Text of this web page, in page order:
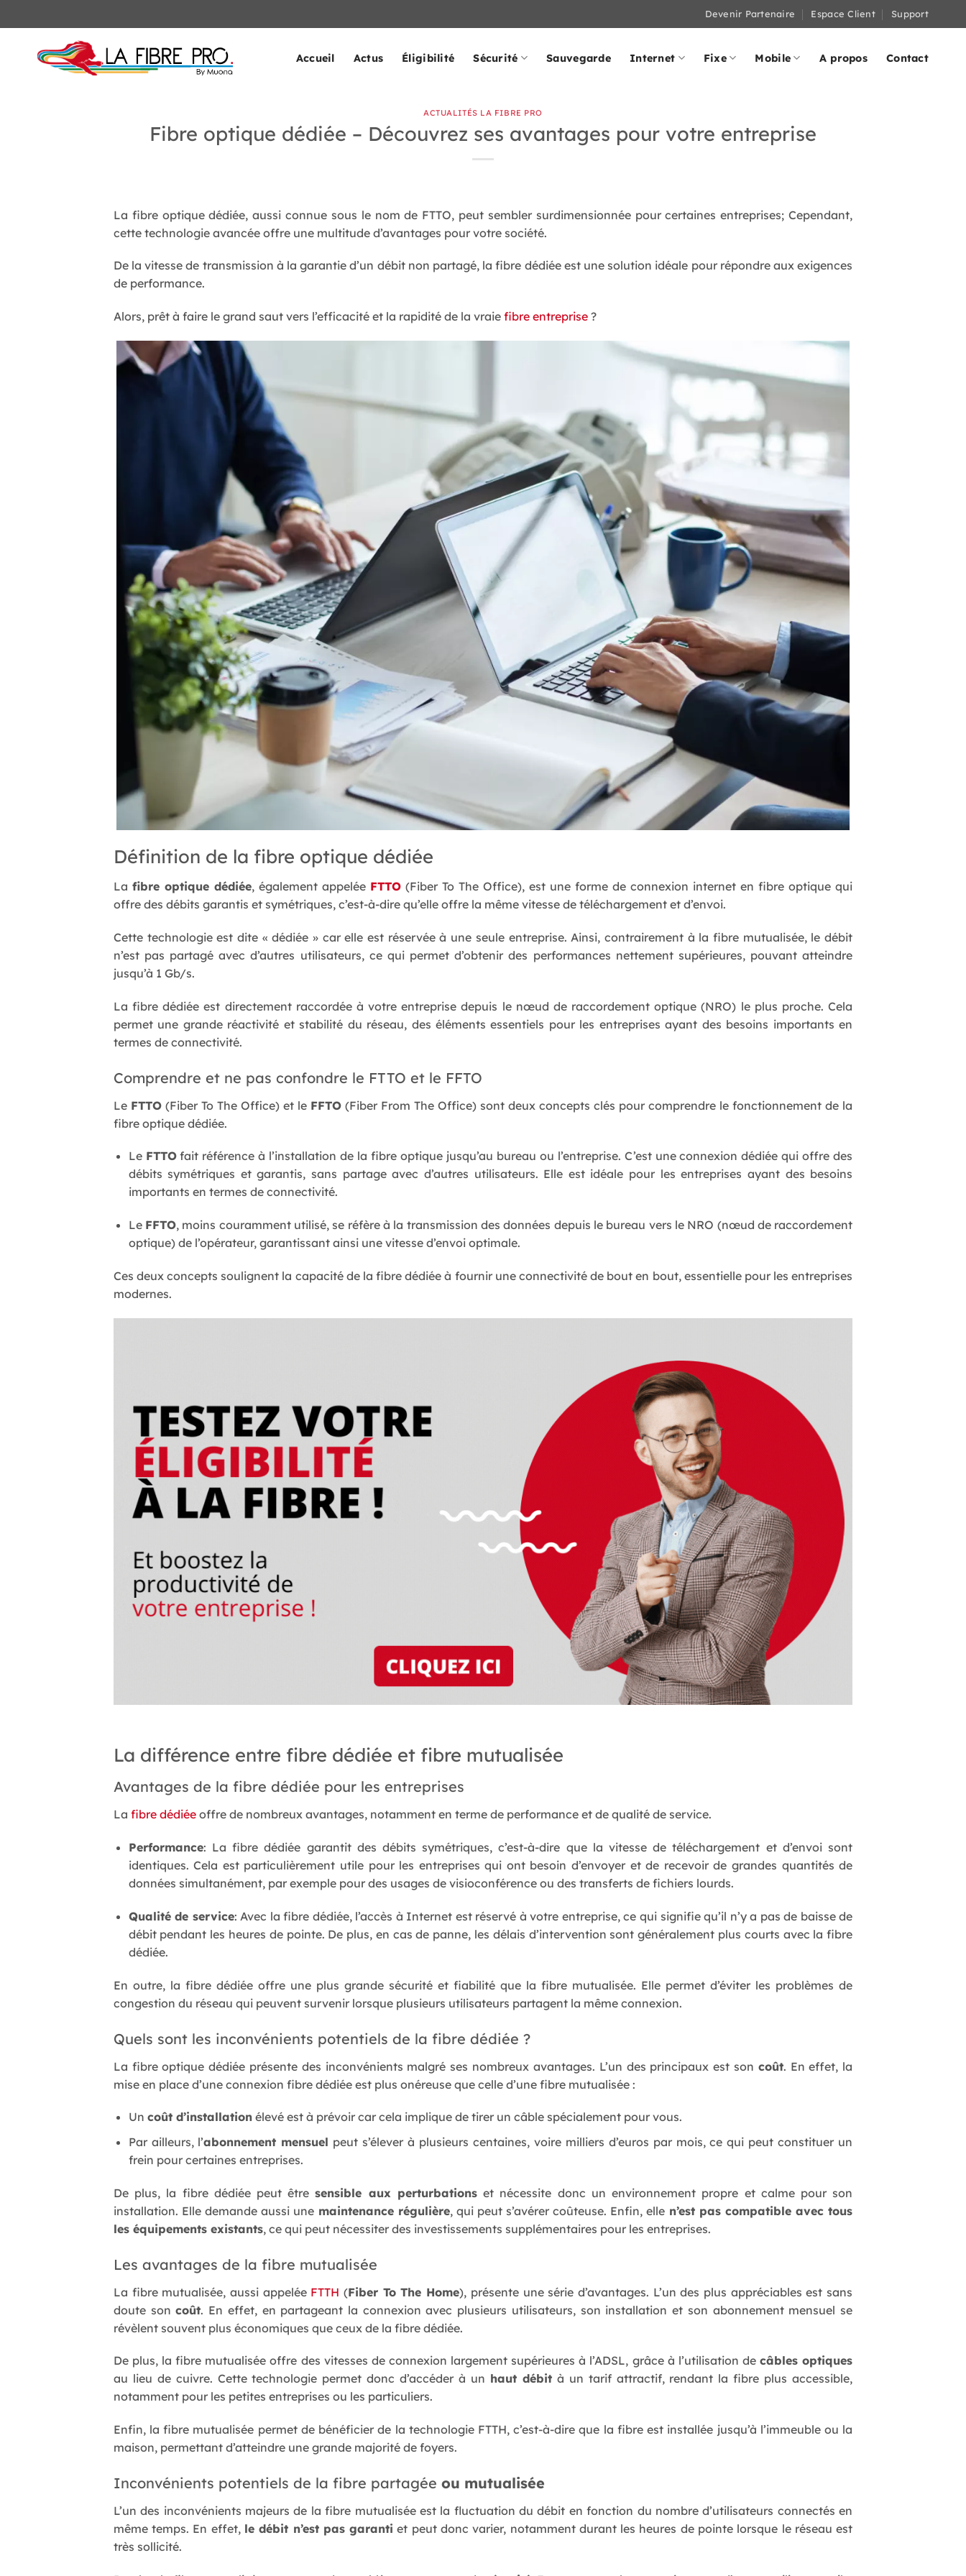
au
Devenir Partenaire Espace Client Support
Accueil Actus Éligibilité Sécurité Sauvegarde Internet Fixe Mobile A propos Contact
ACTUALITÉS LA FIBRE PRO
Fibre optique dédiée – Découvrez ses avantages pour votre entreprise
La fibre optique dédiée, aussi connue sous le nom de FTTO, peut sembler surdimensionnée pour certaines entreprises; Cependant,
cette technologie avancée offre une multitude d’avantages pour votre société.
De la vitesse de transmission à la garantie d’un débit non partagé, la fibre dédiée est une solution idéale pour répondre aux exigences
de performance.
Alors, prêt à faire le grand saut vers l’efficacité et la rapidité de la vraie fibre entreprise?
Définition de la fibre optique dédiée
La fibre optique dédiée, également appelée FTTO(Fiber To The Office), est une forme de connexion internet en fibre optique qui
offre des débits garantis et symétriques, c’est-à-dire qu’elle offre la même vitesse de téléchargement et d’envoi.
Cette technologie est dite « dédiée » car elle est réservée à une seule entreprise. Ainsi, contrairement à la fibre mutualisée, le débit
n’est pas partagé avec d’autres utilisateurs, ce qui permet d’obtenir des performances nettement supérieures, pouvant atteindre
jusqu’à 1 Gb/s.
La fibre dédiée est directement raccordée à votre entreprise depuis le nœud de raccordement optique (NRO) le plus proche. Cela
permet une grande réactivité et stabilité du réseau, des éléments essentiels pour les entreprises ayant des besoins importants en
termes de connectivité.
Comprendre et ne pas confondre le FTTO et le FFTO
Le FTTO(Fiber To The Office) et le FFTO(Fiber From The Office) sont deux concepts clés pour comprendre le fonctionnement de la
fibre optique dédiée.
Le FTTOfait référence à l’installation de la fibre optique jusqu’au bureau ou l’entreprise. C’est une connexion dédiée qui offre des
débits symétriques et garantis, sans partage avec d’autres utilisateurs. Elle est idéale pour les entreprises ayant des besoins
importants en termes de connectivité.
Le FFTO, moins couramment utilisé, se réfère à la transmission des données depuis le bureau vers le NRO (nœud de raccordement
optique) de l’opérateur, garantissant ainsi une vitesse d’envoi optimale.
Ces deux concepts soulignent la capacité de la fibre dédiée à fournir une connectivité de bout en bout, essentielle pour les entreprises
modernes.
La différence entre fibre dédiée et fibre mutualisée
Avantages de la fibre dédiée pour les entreprises
La fibre dédiéeoffre de nombreux avantages, notamment en terme de performance et de qualité de service.
Performance: La fibre dédiée garantit des débits symétriques, c’est-à-dire que la vitesse de téléchargement et d’envoi sont
identiques. Cela est particulièrement utile pour les entreprises qui ont besoin d’envoyer et de recevoir de grandes quantités de
données simultanément, par exemple pour des usages de visioconférence ou des transferts de fichiers lourds.
Qualité de service: Avec la fibre dédiée, l’accès à Internet est réservé à votre entreprise, ce qui signifie qu’il n’y a pas de baisse de
débit pendant les heures de pointe. De plus, en cas de panne, les délais d’intervention sont généralement plus courts avec la fibre
dédiée.
En outre, la fibre dédiée offre une plus grande sécurité et fiabilité que la fibre mutualisée. Elle permet d’éviter les problèmes de
congestion du réseau qui peuvent survenir lorsque plusieurs utilisateurs partagent la même connexion.
Quels sont les inconvénients potentiels de la fibre dédiée ?
La fibre optique dédiée présente des inconvénients malgré ses nombreux avantages. L’un des principaux est son coût. En effet, la
mise en place d’une connexion fibre dédiée est plus onéreuse que celle d’une fibre mutualisée :
Un coût d’installationélevé est à prévoir car cela implique de tirer un câble spécialement pour vous.
Par ailleurs, l’abonnement mensuel peut s’élever à plusieurs centaines, voire milliers d’euros par mois, ce qui peut constituer un
frein pour certaines entreprises.
De plus, la fibre dédiée peut êtresensible aux perturbationset nécessite donc un environnement propre et calme pour son
installation. Elle demande aussi une maintenance régulière, qui peut s’avérer coûteuse. Enfin, elle n’est pas compatible avec tous
les équipements existants, ce qui peut nécessiter des investissements supplémentaires pour les entreprises.
Les avantages de la fibre mutualisée
La fibre mutualisée, aussi appelée FTTH (Fiber To The Home), présente une série d’avantages. L’un des plus appréciables est sans
doute soncoût. En effet, en partageant la connexion avec plusieurs utilisateurs, son installation et son abonnement mensuel se
révèlent souvent plus économiques que ceux de la fibre dédiée.
De plus, la fibre mutualisée offre des vitesses de connexion largement supérieures à l’ADSL, grâce à l’utilisation decâbles optiques
au lieu de cuivre. Cette technologie permet donc d’accéder à un haut débità un tarif attractif, rendant la fibre plus accessible,
notamment pour les petites entreprises ou les particuliers.
Enfin, la fibre mutualisée permet de bénéficier de la technologie FTTH, c’est-à-dire que la fibre est installée jusqu’à l’immeuble ou la
maison, permettant d’atteindre une grande majorité de foyers.
Inconvénients potentiels de la fibre partagée ou mutualisée
L’un des inconvénients majeurs de la fibre mutualisée est la fluctuation du débit en fonction du nombre d’utilisateurs connectés en
même temps. En effet, le débit n’est pas garanti et peut donc varier, notamment durant les heures de pointe lorsque le réseau est
très sollicité.